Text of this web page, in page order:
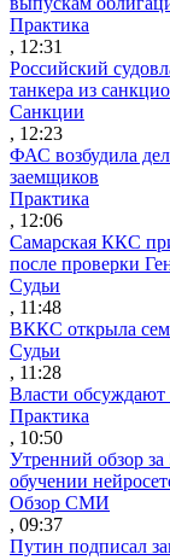
Практика
, 12:31
Российский
танкера из
Санкции
, 12:23
ФАС возбудила
заемщиков
Практика
, 12:06
Самарская ККС
после проверки
Судьи
, 11:48
ВККС открыла
Судьи
, 11:28
Власти
Практика
, 10:50
Утренний обзор за
обучении
Обзор СМИ
, 09:37
Путин подписал